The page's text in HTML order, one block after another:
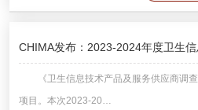
CHIMA发布：2023-2024年度卫生
《卫生信息技术产品及服务供应商调查
项目。本次2023-20…